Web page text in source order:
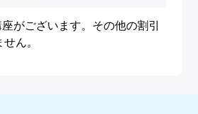
がございます。その他の割引
ん。